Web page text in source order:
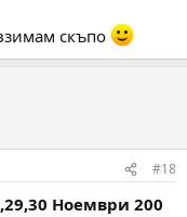
скъпо
#18
Ноември 200